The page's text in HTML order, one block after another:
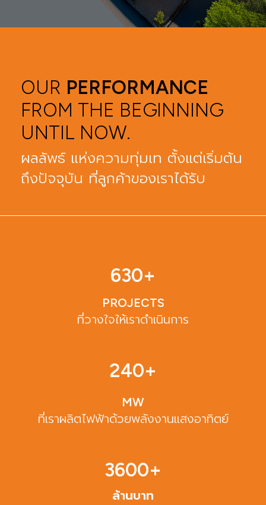
OUR PERFORMANCE
FROM THE BEGINNING
UNTIL NOW.
ผลลัพธ์ แห่งความทุ่มเท ตั้งแต่เริ่มต้น
ถึงปัจจุบัน ที่ลูกค้าของเราได้รับ
630+
PROJECTS
ที่วางใจให้เราดำเนินการ
240+
MW
ที่เราผลิตไฟฟ้าด้วยพลังงานแสงอาทิตย์
3600+
ล้านบาท